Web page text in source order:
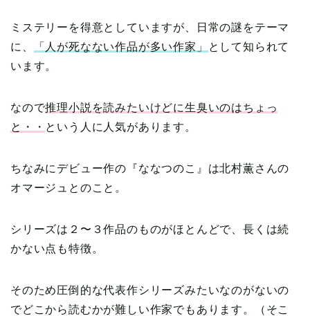
ミステリーを得意としていますが、日常の謎をテーマ
に、
「人が死なない作品が多い作家」
として知られて
います。
なので推理小説を読みたいけどに生臭いのはちょっ
と・・ という人に人気があります。
ちなみにデビュー作の『ななつのこ』は北村薫さんの
オマージュとのこと。
シリーズは２〜３作品のものがほとんどで、長くは続
かない点も特徴。
そのため圧倒的な代表作シリーズみたいなのがないの
でどこから読むかが難しい作家でもあります。（そこ